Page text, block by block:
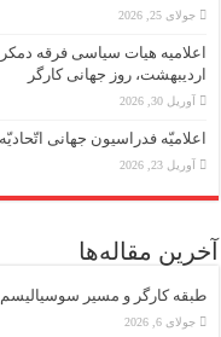
جولای 25, 2026
اردیبهشت، روز جهانی کارگر
آوریل 30, 2026
اعلامیّه فدراسیون جهانی
آوریل 23, 2026
آخرین مقاله‌ها
طبقه کارگر و مسیر سوسیالیسم:
جولای 6, 2026